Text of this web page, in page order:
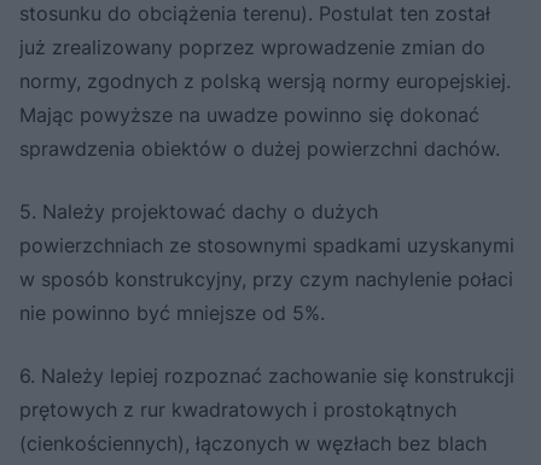
stosunku do obciążenia terenu). Postulat ten został
już zrealizowany poprzez wprowadzenie zmian do
normy, zgodnych z polską wersją normy europejskiej.
Mając powyższe na uwadze powinno się dokonać
sprawdzenia obiektów o dużej powierzchni dachów.
5. Należy projektować dachy o dużych
powierzchniach ze stosownymi spadkami uzyskanymi
w sposób konstrukcyjny, przy czym nachylenie połaci
nie powinno być mniejsze od 5%.
6. Należy lepiej rozpoznać zachowanie się konstrukcji
prętowych z rur kwadratowych i prostokątnych
(cienkościennych), łączonych w węzłach bez blach